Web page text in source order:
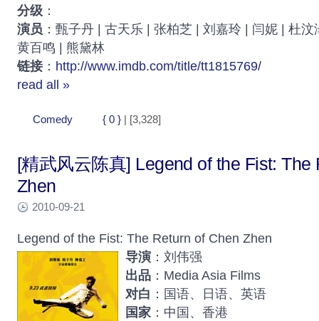
分级 ：
演员 ：甄子丹 | 古天乐 | 张柏芝 | 刘嘉玲 | 闫妮 | 杜汶
黄百鸣 | 熊黛林
链接 ： http://www.imdb.com/title/tt1815769/
read all »
Comedy { 0 } | [3,328]
[精武风云陈真] Legend of the Fist: The
Zhen
2010-09-21
Legend of the Fist: The Return of Chen Zhen
导演 ：刘伟强
出品 ：Media Asia Films
对白 ：国语、日语、英语
国家 ：中国、香港